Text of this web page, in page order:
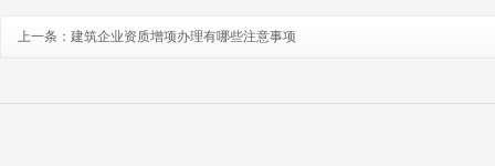
上一条： 建筑企业资质增项办理有哪些注意事项